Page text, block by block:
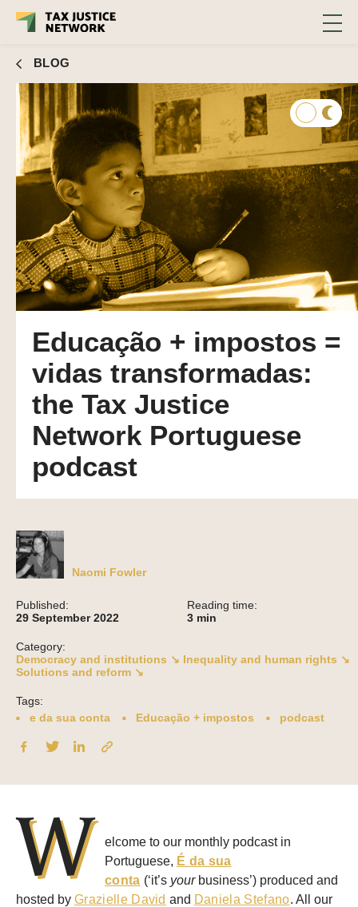
BLOG
Educação + impostos =
vidas transformadas:
the Tax Justice
Network Portuguese
podcast
Naomi Fowler
Published:
29 September 2022
Reading time:
3 min
Category:
Democracy and institutions ↘ Inequality and human rights ↘
Solutions and reform ↘
Tags:
e da sua conta
Educação + impostos podcast
W
elcome to our monthly podcast in
Portuguese, É da sua
conta (‘it’s your business’) produced and
hosted by Grazielle David and Daniela Stefano. All our